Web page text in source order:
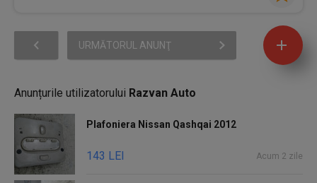
URMĂTORUL ANUNŢ
Anunțurile utilizatorului Razvan Auto
Plafoniera Nissan Qashqai 2012
143 LEI Acum 2 zile